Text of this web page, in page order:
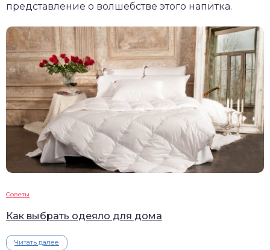
представление о волшебстве этого напитка.
Советы
Как выбрать одеяло для дома
Читать далее